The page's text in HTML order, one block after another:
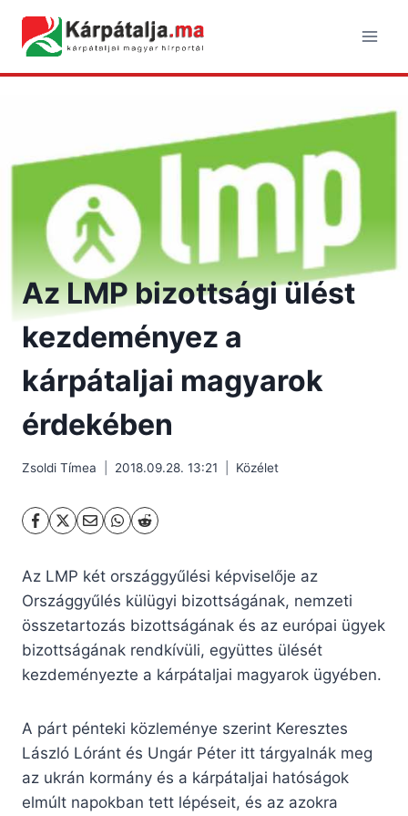
content
Az LMP bizottsági ülést
kezdeményez a
kárpátaljai magyarok
érdekében
Zsoldi Tímea 2018.09.28. 13:21 Közélet
Az LMP két országgyűlési képviselője az
Országgyűlés külügyi bizottságának, nemzeti
összetartozás bizottságának és az európai ügyek
bizottságának rendkívüli, együttes ülését
kezdeményezte a kárpátaljai magyarok ügyében.
A párt pénteki közleménye szerint Keresztes
László Lóránt és Ungár Péter itt tárgyalnák meg
az ukrán kormány és a kárpátaljai hatóságok
elmúlt napokban tett lépéseit, és az azokra